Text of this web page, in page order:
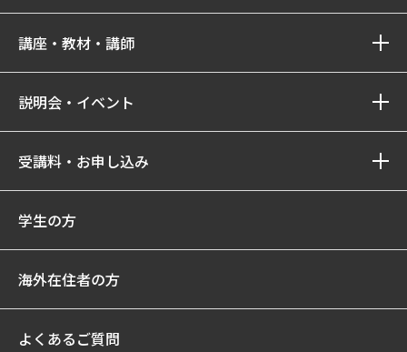
講座・教材・講師
説明会・イベント
受講料・お申し込み
学生の方
海外在住者の方
よくあるご質問